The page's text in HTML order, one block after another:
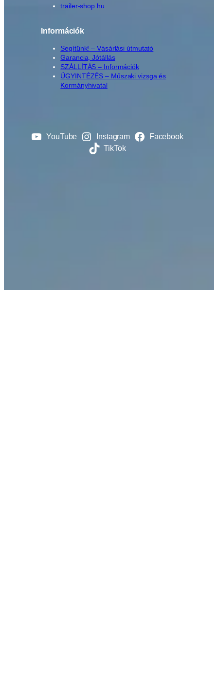
trailer-shop.hu
Információk
Segítünk! – Vásárlási útmutató
Garancia, Jótállás
SZÁLLÍTÁS – Információk
ÜGYINTÉZÉS – Műszaki vizsga és
Kormányhivatal
YouTube Instagram
Facebook
TikTok